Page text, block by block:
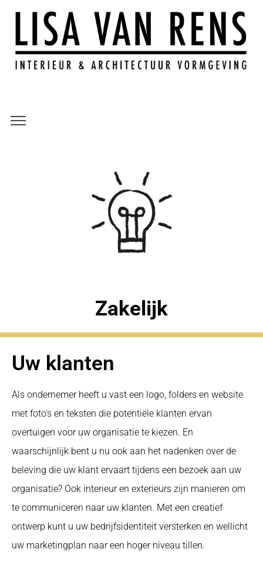
Zakelijk
Uw klanten
Als ondernemer heeft u vast een logo, folders en website
met foto’s en teksten die potentiële klanten ervan
overtuigen voor uw organisatie te kiezen. En
waarschijnlijk bent u nu ook aan het nadenken over de
beleving die uw klant ervaart tijdens een bezoek aan uw
organisatie? Ook interieur en exterieurs zijn manieren om
te communiceren naar uw klanten. Met een creatief
ontwerp kunt u uw bedrijfsidentiteit versterken en wellicht
uw marketingplan naar een hoger niveau tillen.